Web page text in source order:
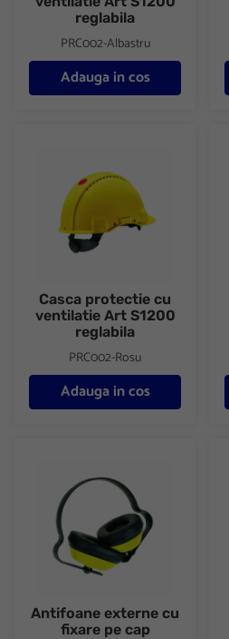
reglabila
PRC002-Albastru
Adauga in cos
Casca protectie cu
ventilatie Art S1200
reglabila
PRC002-Rosu
Adauga in cos
Antifoane externe cu
fixare pe cap